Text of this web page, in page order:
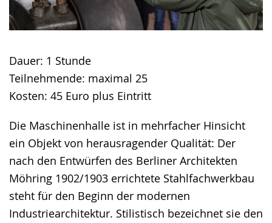
Dauer: 1 Stunde
Teilnehmende: maximal 25
Kosten: 45 Euro plus Eintritt
Die Maschinenhalle ist in mehrfacher Hinsicht
ein Objekt von herausragender Qualität: Der
nach den Entwürfen des Berliner Architekten
Möhring 1902/1903 errichtete Stahlfachwerkbau
steht für den Beginn der modernen
Industriearchitektur. Stilistisch bezeichnet sie den